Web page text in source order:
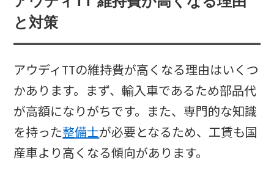
と対策
アウディTTの維持費が高くなる理由はいくつ
かあります。まず、輸入車であるため部品代
が高額になりがちです。また、専門的な知識
を持った整備士が必要となるため、工賃も国
産車より高くなる傾向があります。